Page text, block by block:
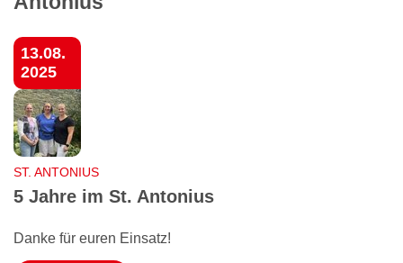
13.08.
2025
ST. ANTONIUS
5 Jahre im St. Antonius
Danke für euren Einsatz!